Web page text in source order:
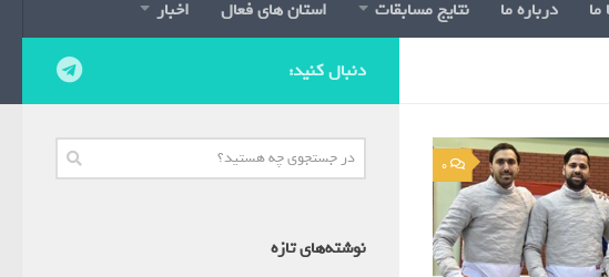
درباره ما نتایج مسابقات استان های فعال اخبار
0
دنبال کنید:
نوشته‌های تازه